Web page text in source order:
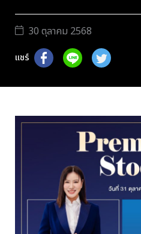
30 ตุลาคม 2568
แชร์